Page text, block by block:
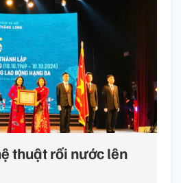
thuật rối nước lên